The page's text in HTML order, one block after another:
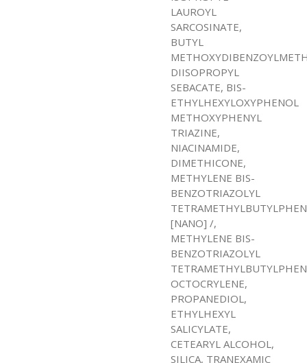
LAUROYL
SARCOSINATE,
BUTYL
DIISOPROPYL
SEBACATE, BIS-
ETHYLHEXYLOXYPHENOL
METHOXYPHENYL
TRIAZINE,
NIACINAMIDE,
DIMETHICONE,
METHYLENE BIS-
BENZOTRIAZOLYL
[NANO] /,
METHYLENE BIS-
BENZOTRIAZOLYL
OCTOCRYLENE,
PROPANEDIOL,
ETHYLHEXYL
SALICYLATE,
CETEARYL ALCOHOL,
SILICA, TRANEXAMIC